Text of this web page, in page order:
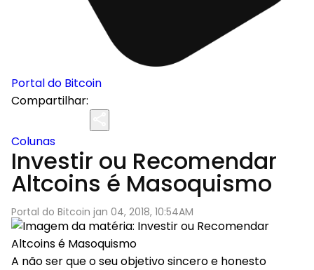
Portal do Bitcoin
Compartilhar:
Colunas
Investir ou Recomendar
Altcoins é Masoquismo
Portal do Bitcoin jan 04, 2018, 10:54AM
A não ser que o seu objetivo sincero e honesto